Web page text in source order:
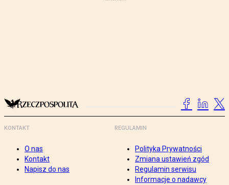
KONTAKT
O nas
Kontakt
Napisz do nas
REGULAMIN
Polityka Prywatności
Zmiana ustawień zgód
Regulamin serwisu
Informacje o nadawcy